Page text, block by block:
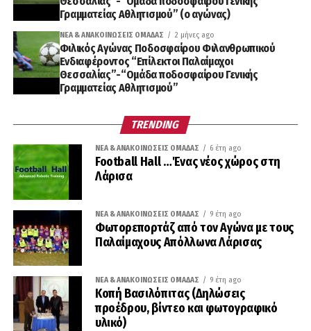
Γραμματείας Αθλητισμού” (ο αγώνας)
ΝΈΑ & ΑΝΑΚΟΙΝΏΣΕΙΣ ΟΜΆΔΑΣ 2 μήνες ago
Φιλικός Αγώνας Ποδοσφαίρου Φιλανθρωπικού
Ενδιαφέροντος “Επίλεκτοι Παλαίμαχοι
Θεσσαλίας”-“Ομάδα ποδοσφαίρου Γενικής
Γραμματείας Αθλητισμού”
TRENDING
ΝΈΑ & ΑΝΑΚΟΙΝΏΣΕΙΣ ΟΜΆΔΑΣ 6 έτη ago
Football Hall …Ένας νέος χώρος στη
Λάρισα
ΝΈΑ & ΑΝΑΚΟΙΝΏΣΕΙΣ ΟΜΆΔΑΣ 9 έτη ago
Φωτορεπορτάζ από τον Αγώνα με τους
Παλαίμαχους Απόλλωνα Λάρισας
ΝΈΑ & ΑΝΑΚΟΙΝΏΣΕΙΣ ΟΜΆΔΑΣ 9 έτη ago
Κοπή Βασιλόπιτας (Δηλώσεις
προέδρου, βίντεο και φωτογραφικό
υλικό)